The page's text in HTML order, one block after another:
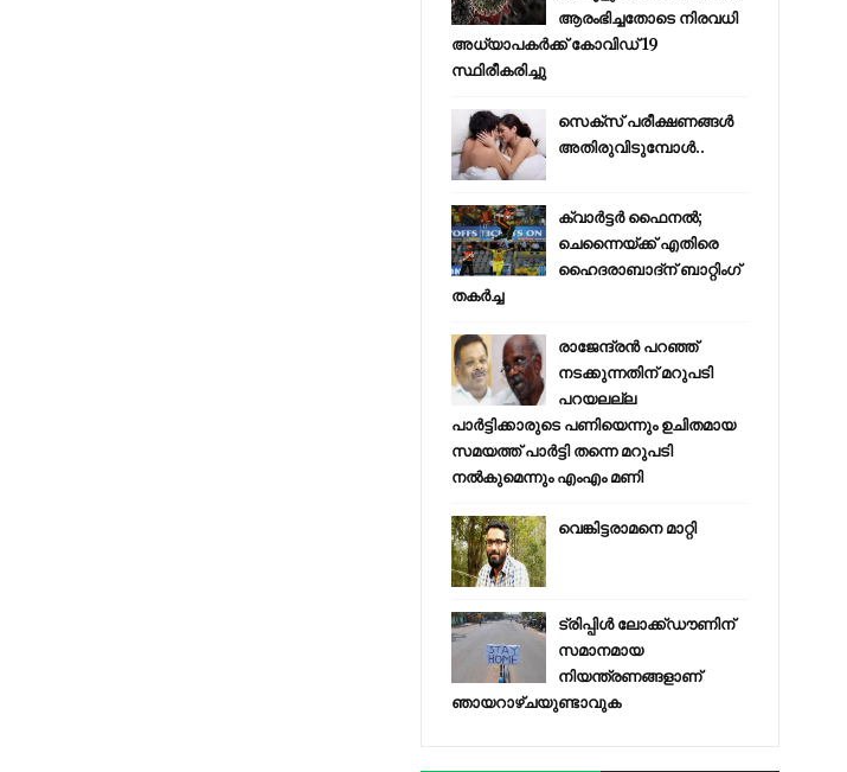
ആരംഭിച്ചതോടെ നിരവധി
അധ്യാപകര്‍ക്ക് കോവിഡ് 19
സ്ഥിരീകരിച്ചു
സെക്സ് പരീക്ഷണങ്ങൾ
അതിരുവിടുമ്പോൾ..
ക്വാർട്ടർ ഫൈനൽ;
ചെന്നൈയ്ക്ക് എതിരെ
ഹൈദരാബാദ്ന് ബാറ്റിംഗ്
തകർച്ച
രാജേന്ദ്രന്‍ പറഞ്ഞ്
നടക്കുന്നതിന് മറുപടി
പറയലല്ല
പാര്‍ട്ടിക്കാരുടെ പണിയെന്നും ഉചിതമായ
സമയത്ത് പാര്‍ട്ടി തന്നെ മറുപടി
നല്‍കുമെന്നും എംഎം മണി
വെങ്കിട്ടരാമനെ മാറ്റി
ട്രിപ്പിള്‍ ലോക്ക്ഡൗണിന്
സമാനമായ
നിയന്ത്രണങ്ങളാണ്
ഞായറാഴ്ചയുണ്ടാവുക